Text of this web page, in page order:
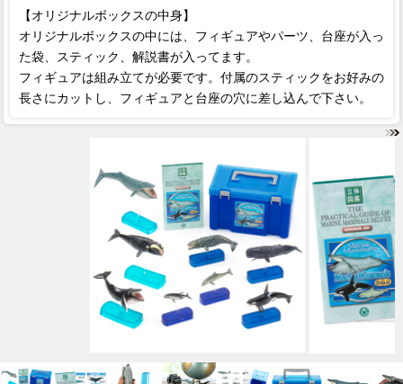
【オリジナルボックスの中身】
オリジナルボックスの中には、フィギュアやパーツ、台座が入っ
た袋、スティック、解説書が入ってます。
フィギュアは組み立てが必要です。付属のスティックをお好みの
長さにカットし、フィギュアと台座の穴に差し込んで下さい。